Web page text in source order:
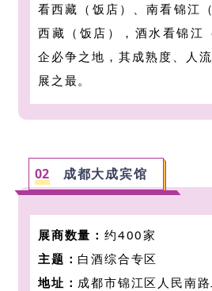
看西藏（饭店）、南看锦江
西藏（饭店），酒水看锦江
企必争之地 ，其成熟度、人
展之最。
02 成都大成宾馆
展商数量： 约400家
主题： 白酒综合专区
地址： 成都市锦江区人民南